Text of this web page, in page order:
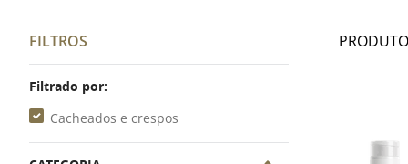
FILTROS
Filtrado por:
Cacheados e crespos